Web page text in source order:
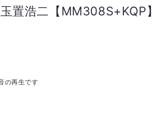
置浩二【MM308S+KQP】
の再生です